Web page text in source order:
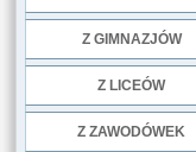
Z GIMNAZJÓW
Z LICEÓW
Z ZAWODÓWEK